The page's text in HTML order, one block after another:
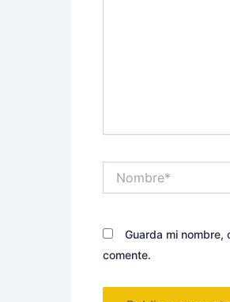
Guarda mi
comente.